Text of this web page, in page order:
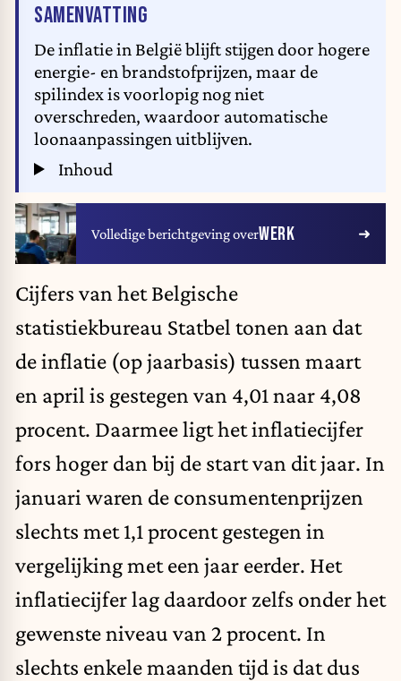
SAMENVATTING
De inflatie in België blijft stijgen door hogere
energie- en brandstofprijzen, maar de
spilindex is voorlopig nog niet
overschreden, waardoor automatische
loonaanpassingen uitblijven.
Inhoud
Volledige berichtgeving overWERK
Cijfers van het Belgische
statistiekbureau Statbel tonen aan dat
de inflatie (op jaarbasis) tussen maart
en april is gestegen van 4,01 naar 4,08
procent. Daarmee ligt het inflatiecijfer
fors hoger dan bij de start van dit jaar. In
januari waren de consumentenprijzen
slechts met 1,1 procent gestegen in
vergelijking met een jaar eerder. Het
inflatiecijfer lag daardoor zelfs onder het
gewenste niveau van 2 procent. In
slechts enkele maanden tijd is dat dus